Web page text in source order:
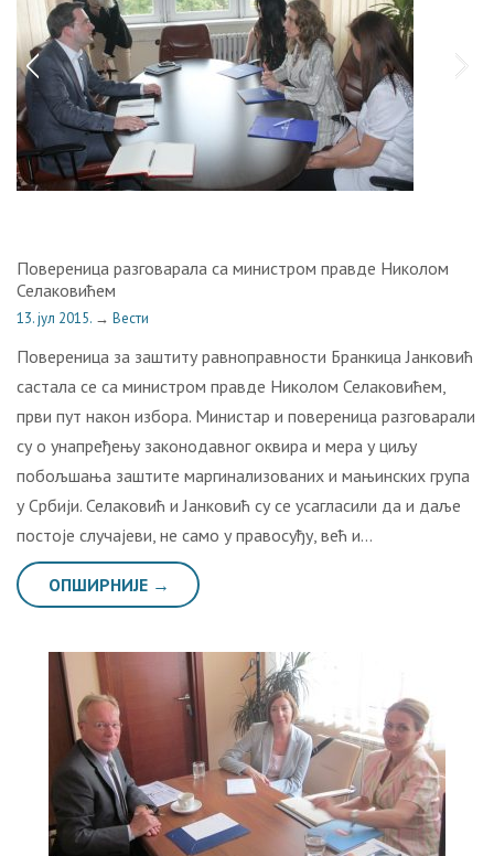
Повереница разговарала са министром правде Николом
Селаковићем
13. јул 2015. → Вести
Повереница за заштиту равноправности Бранкица Јанковић
састала се са министром правде Николом Селаковићем,
први пут након избора. Министар и повереница разговарали
су о унапређењу законодавног оквира и мера у циљу
побољшања заштите маргинализованих и мањинских група
у Србији. Селаковић и Јанковић су се усагласили да и даље
постоје случајеви, не само у правосуђу, већ и…
ОПШИРНИЈЕ →